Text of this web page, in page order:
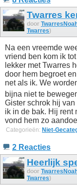
Twarres
door
Twarres)
Na een vreemde
vriend ben kom ik
lekker met Twarres
door hem begroet
net als ik. We
bijna niet te
Gister schrok hij
ik in de bak. Hij rent
vond hem zo
Categorieën: Niet-
2 Reacties
Heerlijk
door
Twarres)